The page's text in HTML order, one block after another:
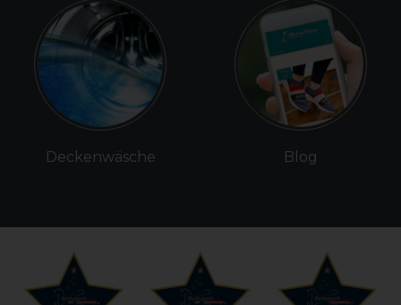
Deckenwäsche Blog